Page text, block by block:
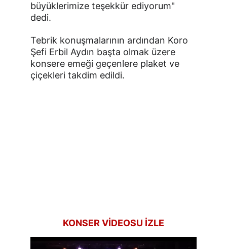
büyüklerimize teşekkür ediyorum"
dedi.
Tebrik konuşmalarının ardından Koro
Şefi Erbil Aydın başta olmak üzere
konsere emeği geçenlere plaket ve
çiçekleri takdim edildi.
KONSER VİDEOSU İZLE